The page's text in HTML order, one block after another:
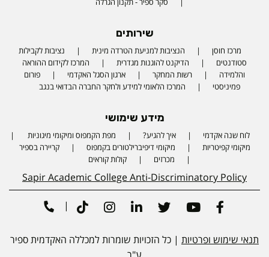
שירותים
מרכז חוסן הנציבות למניעת הטרדה מינית
נציבות לקבילות
סטודנטים
הדיקנט להוגנות מגדרית
המרכז לקידום ההוראה
והלמידה
רשות המחקר ארגון הסגל האקדמי
פורום
פמיניסטי
המרכז הלאומי למידע ולחקר החברה הבדואי בנגב
מידע שימושי
לוח שנה אקדמי איך להגיע?
מפת הקמפוס ומיקומי מיגוניות
מיקומי קפיטריות
מיקומי דיפיברילטורים בקמפוס
קריירה בספיר
מכרזים
קולות קוראים
Sapir Academic College Anti-Discriminatory Policy
תנאי שימוש ופרטיות | כל הזכויות שומרות למכללה האקדמית ספיר
Facebook
Youtube
Twitter
Linkedin
Instagram
Tiktok
|
Phone number